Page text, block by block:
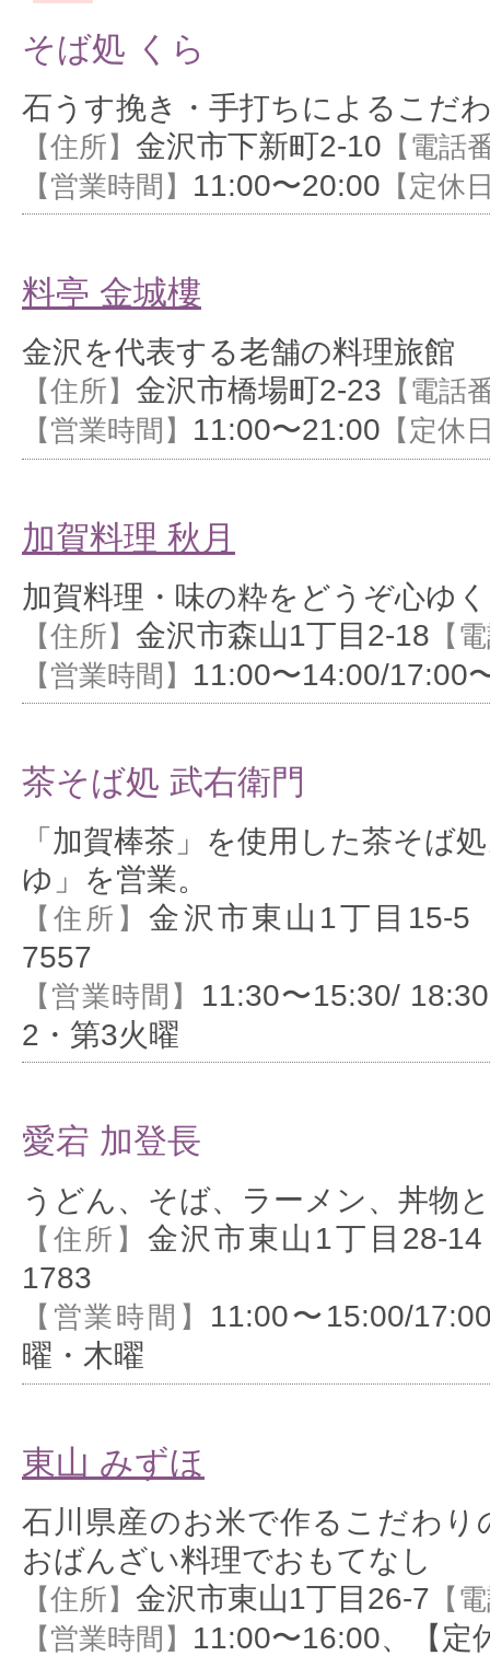
そば処 くら
石うす挽き・手打ちによるこだ
【住所】 金沢市下新町2-10 【電話
【営業時間】 11:00〜20:00 【定休
料亭 金城樓
金沢を代表する老舗の料理旅館
【住所】 金沢市橋場町2-23 【電話
【営業時間】 11:00〜21:00 【定休
加賀料理 秋月
加賀料理・味の粋をどうぞ心ゆ
【住所】 金沢市森山1丁目2-18 【
【営業時間】 11:00〜14:00/17:00
茶そば処 武右衛門
「加賀棒茶」を使用した茶そば
ゆ」を営業。
【住所】金沢市東山1丁目15-5
7557
【営業時間】 11:30〜15:30/
2・第3火曜
愛宕 加登長
うどん、そば、ラーメン、丼物
【住所】 金沢市東山1丁目28-14
1783
【営業時間】 11:00〜15:00/
曜・木曜
東山 みずほ
石川県産のお米で作るこだわり
おばんざい料理でおもてなし
【住所】 金沢市東山1丁目26-7 【
【営業時間】 11:00〜16:00、【定